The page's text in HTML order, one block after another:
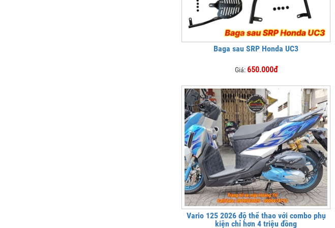
Baga sau SRP Honda UC3
Giá: 650.000đ
Vario 125 2026 độ thể thao với combo phụ
kiện chỉ hơn 4 triệu đồng